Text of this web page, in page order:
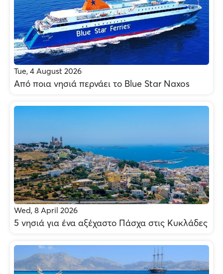
Tue, 4 August 2026
Από ποια νησιά περνάει το Blue Star Naxos
Wed, 8 April 2026
5 νησιά για ένα αξέχαστο Πάσχα στις Κυκλάδες